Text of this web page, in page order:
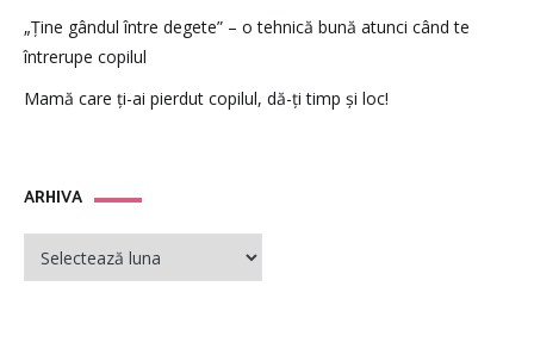
„Ține gândul între degete” – o tehnică bună atunci când te
întrerupe copilul
Mamă care ți-ai pierdut copilul, dă-ți timp și loc!
ARHIVAARHIVA